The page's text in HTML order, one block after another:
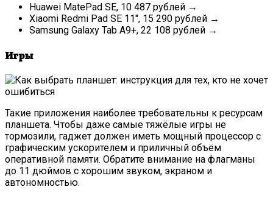
Huawei MatePad SE, 10 487 рублей →
Xiaomi Redmi Pad SE 11″, 15 290 рублей →
Samsung Galaxy Tab A9+, 22 108 рублей →
Игры
Такие приложения наиболее требовательны к ресурсам
планшета. Чтобы даже самые тяжёлые игры не
тормозили, гаджет должен иметь мощный процессор с
графическим ускорителем и приличный объём
оперативной памяти. Обратите внимание на флагманы
до 11 дюймов с хорошим звуком, экраном и
автономностью.